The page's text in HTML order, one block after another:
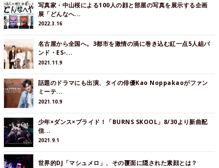
写真家・中山桜による100人の顔と部屋の写真を展示する企画
展「どんなへ...
2022.3.16
名古屋から全国へ。3都市を激情の渦に巻き込む紅一点5人組バ
ンド・ES-...
2021.11.9
話題のドラマにも出演、タイの俳優Kao Noppakaoがファン
ミーテ...
2021.10.9
少年×ダンス×プライド！「BURNS SKOOL」8/30より新曲配
信...
2021.9.1
世界的DJ「マシュメロ」、その覆面に隠された素顔とは？